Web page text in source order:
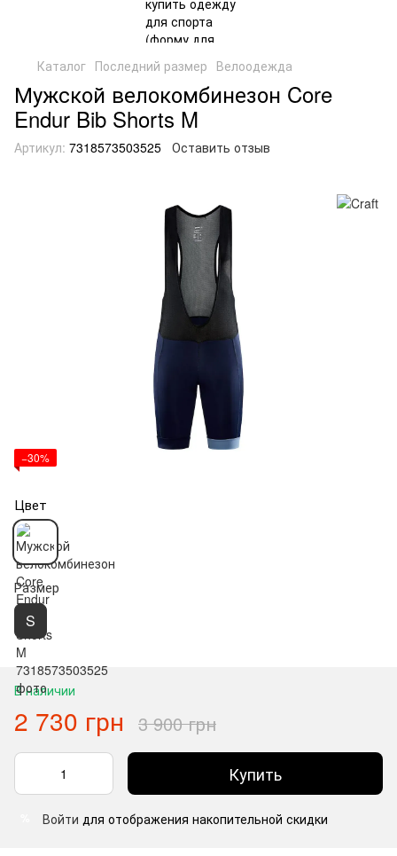
Каталог Последний размер Велоодежда
Мужской велокомбинезон Core
Endur Bib Shorts M
Артикул: 7318573503525 Оставить отзыв
−30%
Цвет
Размер
S
В наличии
2 730 грн 3 900 грн
Купить
Войти для отображения накопительной скидки